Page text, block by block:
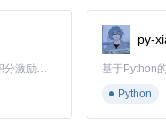
。
tchMaterial/
析并下载PDF文件。您可
「源启盛夏」暑期校园开发者成长计划旨在激活校园开源力量，通过积分激励、认证扶持、资源倾斜等形式，引导高校组织和开发者完成「入驻 — 建项目 — 做贡献 — 获认证 — 得资源」的完整闭环。无论你是想带领社团入驻平台的组织者，还是希望用代码贡献证明自己的开发者，都能在这里找到属于你的成长路径。
py-
Python